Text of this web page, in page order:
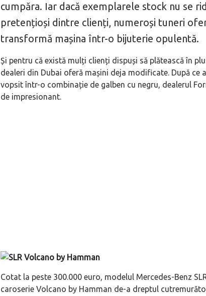
cumpăra. Iar dacă exemplarele stock nu se
pretențioși dintre clienți, numeroși tuneri
transformă mașina într-o bijuterie opulentă.
Și pentru că există mulți clienți dispuși să plătească în
dealeri din Dubai oferă mașini deja modificate. După
vopsit într-o combinație de galben cu negru, dealerul
de impresionant.
Cotat la peste 300.000 euro, modelul Mercedes-Benz
caroserie Volcano by Hamman de-a dreptul